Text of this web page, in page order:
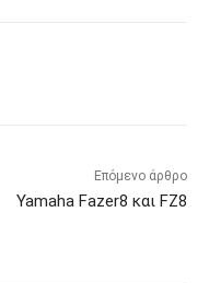
Επόμενο άρθρο
Yamaha Fazer8 και FZ8